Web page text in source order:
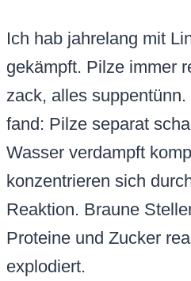
Ich hab jahrelang mit
gekämpft. Pilze immer
zack, alles
fand: Pilze separat
Wasser verdampft
konzentrieren sich
Reaktion. Braune
Proteine und Zucker
explodiert.